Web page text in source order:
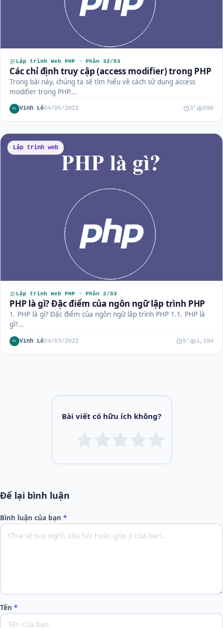
Lập trình Web PHP · Phần 32/53
Các chỉ định truy cập (access modifier) trong PHP
Trong bài này, chúng ta sẽ tìm hiểu về cách sử dụng access
modifier trong PHP....
VL Vinh Lê04/05/2022 3' 596
Lập trình web
Lập trình Web PHP · Phần 2/53
PHP là gì? Đặc điểm của ngôn ngữ lập trình PHP
1. PHP là gì? Đặc điểm của ngôn ngữ lập trình PHP 1.1. PHP là
gì?...
VL Vinh Lê24/03/2022 5' 1,194
Bài viết có hữu ích không?
Để lại bình luận
Bình luận của bạn *
Tên *